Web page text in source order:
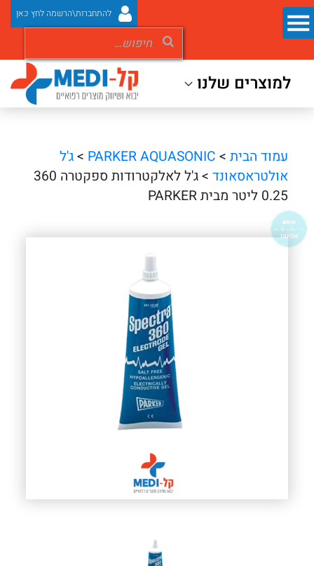
להתחברות\הרשמה לחץ כאן
למוצרים שלנו
עמוד הבית >
PARKER AQUASONIC
>ג'ל
אולטראסאונד
> ג'ל לאלקטרודות ספקטרה 360
0.25 ליטר מבית PARKER